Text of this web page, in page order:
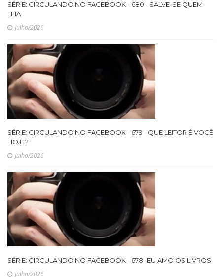
SÉRIE: CIRCULANDO NO FACEBOOK - 680 - SALVE-SE QUEM
LEIA
Julho/2026
SÉRIE: CIRCULANDO NO FACEBOOK - 679 - QUE LEITOR É VOCÊ
HOJE?
Julho/2026
SÉRIE: CIRCULANDO NO FACEBOOK - 678 -EU AMO OS LIVROS
Julho/2026